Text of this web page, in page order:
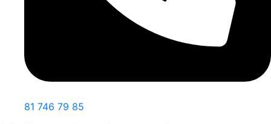
81 746 79 85